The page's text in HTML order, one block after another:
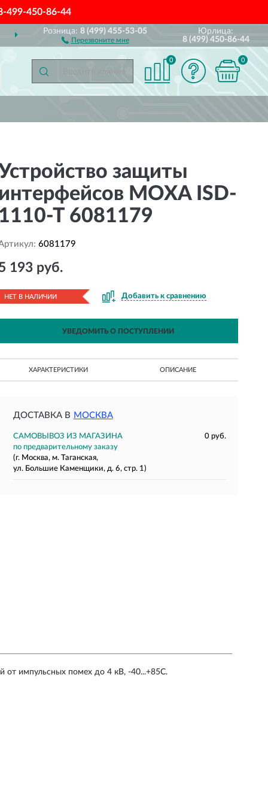
499-450-86-44
ДОСТАВИМ ПО ВСЕЙ РОССИИ
Розница:8 (499) 455-53-05
Перезвоните мне
Юрлица:
8 (499) 450-86-44
0 0
защиты
MOXA ISD-
T 6081179
6081179
193 руб.
НЕТ В НАЛИЧИИ Добавить к сравнению
УВЕДОМИТЬ О ПОСТУПЛЕНИИ
ХАРАКТЕРИСТИКИ ОПИСАНИЕ
ДОСТАВКА В МОСКВА
САМОВЫВОЗ ИЗ МАГАЗИНА
0 руб.
по предварительному заказу
(г. Москва, м. Таганская,
ул. Большие Каменщики, д. 6, стр. 1)
от импульсных помех до 4 кВ, -40...+85С.